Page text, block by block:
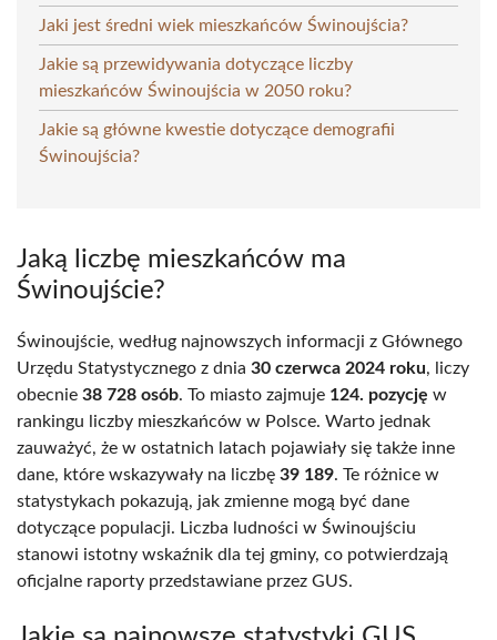
Jaki jest średni wiek mieszkańców Świnoujścia?
Jakie są przewidywania dotyczące liczby
mieszkańców Świnoujścia w 2050 roku?
Jakie są główne kwestie dotyczące demografii
Świnoujścia?
Jaką liczbę mieszkańców ma
Świnoujście?
Świnoujście, według najnowszych informacji z Głównego
Urzędu Statystycznego z dnia 30 czerwca 2024 roku, liczy
obecnie 38 728 osób. To miasto zajmuje 124. pozycję w
rankingu liczby mieszkańców w Polsce. Warto jednak
zauważyć, że w ostatnich latach pojawiały się także inne
dane, które wskazywały na liczbę 39 189. Te różnice w
statystykach pokazują, jak zmienne mogą być dane
dotyczące populacji. Liczba ludności w Świnoujściu
stanowi istotny wskaźnik dla tej gminy, co potwierdzają
oficjalne raporty przedstawiane przez GUS.